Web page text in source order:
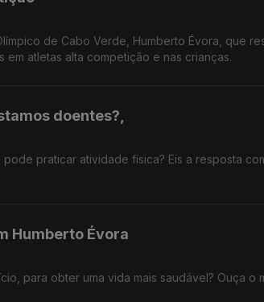
Cabo Verde, Humberto Évora, que responde a
atletas alta competição e nas crianças.
doentes?,
praticar atividade física? Eis a resposta
Humberto Évora
para obter uma vida mais saudável? Ouça o